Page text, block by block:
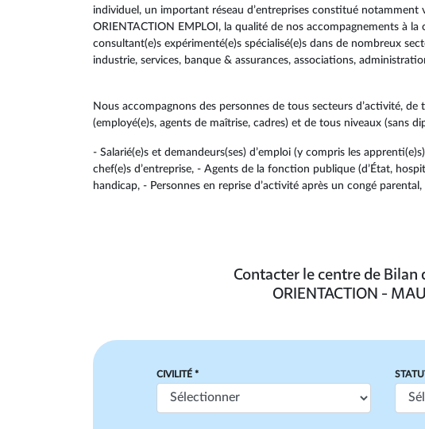
individuel, un important réseau d’entreprises constitué notamment
ORIENTACTION EMPLOI, la qualité de nos accompagnements à
consultant(e)s expérimenté(e)s spécialisé(e)s dans de nombreux
industrie, services, banque & assurances, associations,
Nous accompagnons des personnes de tous secteurs d’activité,
(employé(e)s, agents de maîtrise, cadres) et de tous niveaux (sans
- Salarié(e)s et demandeurs(ses) d’emploi (y compris les
chef(e)s d’entreprise, - Agents de la fonction publique (d’État,
handicap, - Personnes en reprise d’activité après un congé
Contacter le centre de Bilan
ORIENTACTION -
CIVILITÉ *